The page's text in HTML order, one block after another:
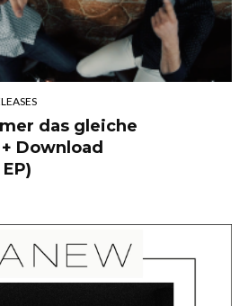
das gleiche
Download